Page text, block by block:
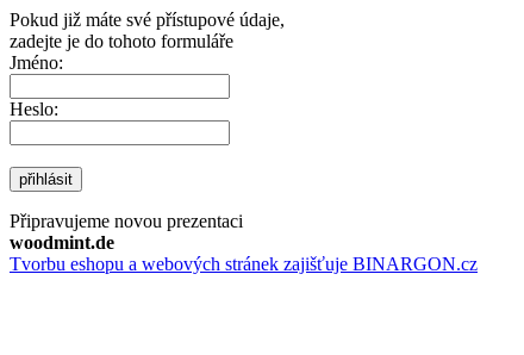
Pokud již máte své přístupové údaje,
zadejte je do tohoto formuláře
Jméno:
Heslo:
přihlásit
Připravujeme novou prezentaci
woodmint.de
Tvorbu eshopu a webových stránek zajišťuje BINARGON.cz